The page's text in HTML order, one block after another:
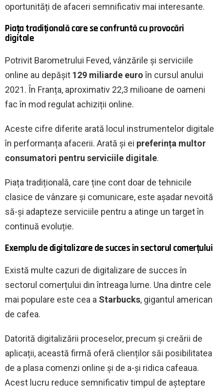
oportunități de afaceri semnificativ mai interesante.
Piața tradițională care se confruntă cu provocări
digitale
Potrivit Barometrului Feved, vânzările și serviciile
online au depășit 129 miliarde euroîn cursul anului
2021. În Franța, aproximativ 22,3 milioane de oameni
fac în mod regulat achiziții online.
Aceste cifre diferite arată locul instrumentelor digitale
în performanța afacerii. Arată și ei preferința multor
consumatori pentru serviciile digitale.
Piața tradițională, care ține cont doar de tehnicile
clasice de vânzare și comunicare, este așadar nevoită
să-și adapteze serviciile pentru a atinge un target în
continuă evoluție.
Exemplu de digitalizare de succes în sectorul comerțului
Există multe cazuri de digitalizare de succes în
sectorul comerțului din întreaga lume. Una dintre cele
mai populare este cea a Starbucks, gigantul american
de cafea.
Datorită digitalizării proceselor, precum și creării de
aplicații, această firmă oferă clienților săi posibilitatea
de a plasa comenzi online și de a-și ridica cafeaua.
Acest lucru reduce semnificativ timpul de așteptare